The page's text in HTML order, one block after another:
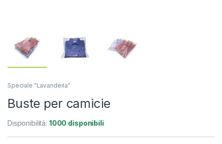
Speciale "Lavanderia"
Buste per camicie
Disponibilità: 1000 disponibili